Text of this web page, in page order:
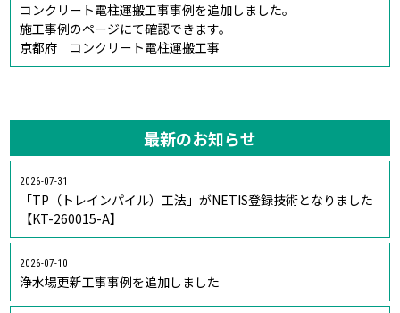
コンクリート電柱運搬工事事例を追加しました。
施工事例のページにて確認できます。
京都府 コンクリート電柱運搬工事
最新のお知らせ
2026-07-31
「TP（トレインパイル）工法」がNETIS登録技術となりました
【KT-260015-A】
2026-07-10
浄水場更新工事事例を追加しました